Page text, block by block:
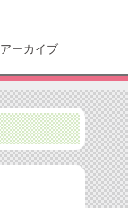
アーカイブ